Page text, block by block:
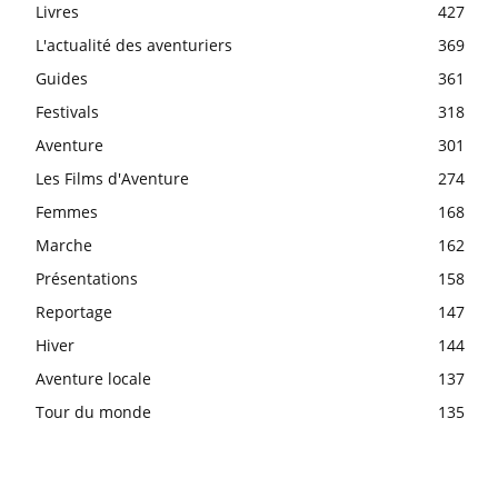
Livres
427
L'actualité des aventuriers
369
Guides
361
Festivals
318
Aventure
301
Les Films d'Aventure
274
Femmes
168
Marche
162
Présentations
158
Reportage
147
Hiver
144
Aventure locale
137
Tour du monde
135